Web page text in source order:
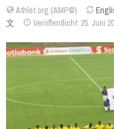
Athlet.org (AMP©)
文
Veröffentlicht: 25. Juni